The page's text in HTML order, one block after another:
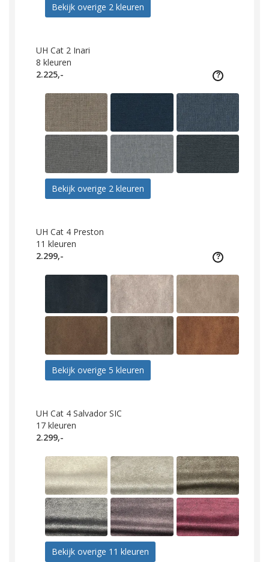
Bekijk overige 2 kleuren
UH Cat 2 Inari
8 kleuren
2.225,-
Bekijk overige 2 kleuren
UH Cat 4 Preston
11 kleuren
2.299,-
Bekijk overige 5 kleuren
UH Cat 4 Salvador SIC
17 kleuren
2.299,-
Bekijk overige 11 kleuren